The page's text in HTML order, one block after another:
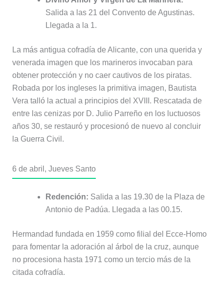
Salida a las 21 del Convento de Agustinas.
Llegada a la 1.
La más antigua cofradía de Alicante, con una querida y
venerada imagen que los marineros invocaban para
obtener protección y no caer cautivos de los piratas.
Robada por los ingleses la primitiva imagen, Bautista
Vera talló la actual a principios del XVIII. Rescatada de
entre las cenizas por D. Julio Parreño en los luctuosos
años 30, se restauró y procesionó de nuevo al concluir
la Guerra Civil.
6 de abril, Jueves Santo
Redención: Salida a las 19.30 de la Plaza de
Antonio de Padúa. Llegada a las 00.15.
Hermandad fundada en 1959 como filial del Ecce-Homo
para fomentar la adoración al árbol de la cruz, aunque
no procesiona hasta 1971 como un tercio más de la
citada cofradía.